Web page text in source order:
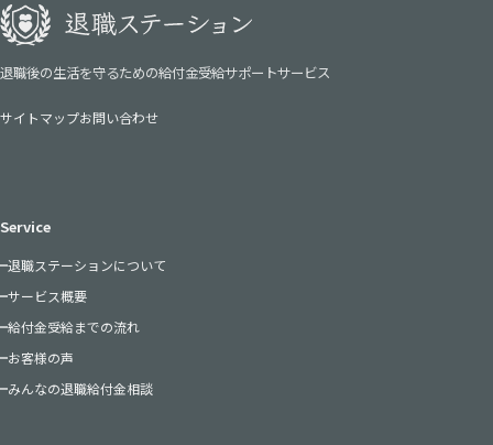
退職後の生活を守るための給付金受給サポートサービス
サイトマップお問い合わせ
Service
退職ステーションについて
サービス概要
給付金受給までの流れ
お客様の声
みんなの退職給付金相談